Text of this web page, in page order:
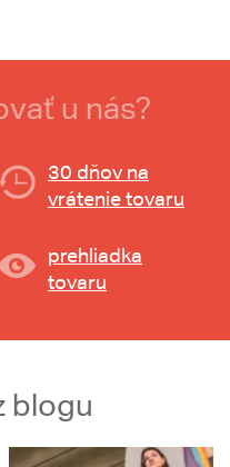
u nás?
30 dňov na
vrátenie tovaru
prehliadka
tovaru
blogu